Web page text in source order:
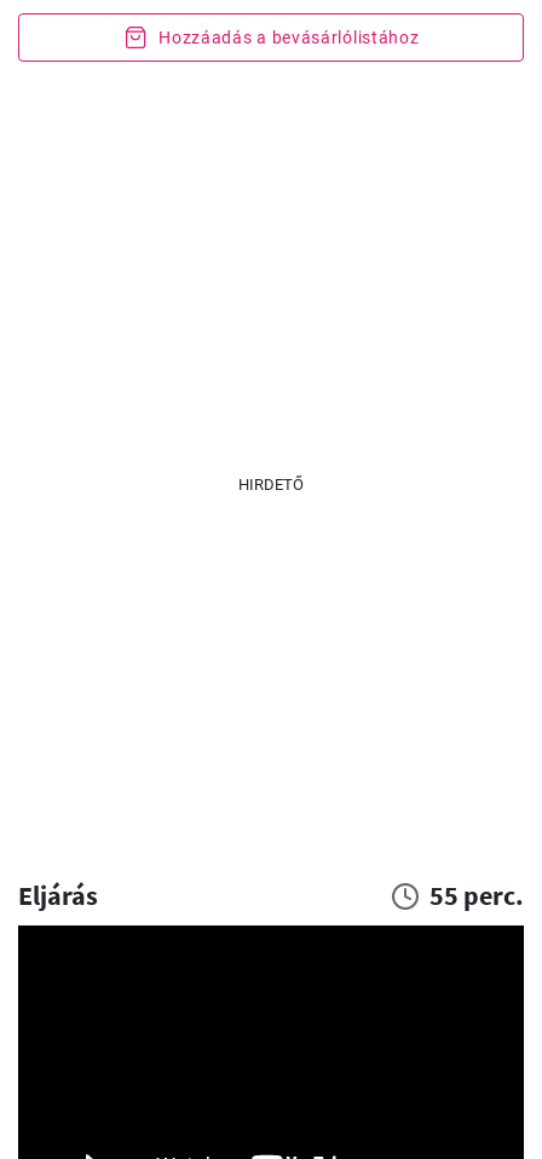
Hozzáadás a bevásárlólistához
HIRDETŐ
Eljárás 55 perc.